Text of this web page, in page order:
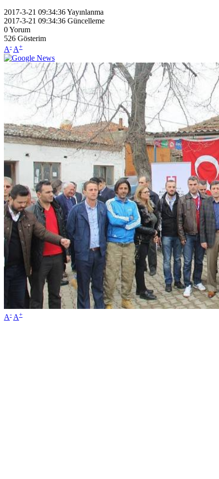
2017-3-21 09:34:36Yayınlanma
2017-3-21 09:34:36 Güncelleme
0Yorum
526 Gösterim
A- A+
A- A+